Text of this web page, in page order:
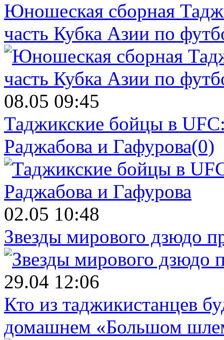
Юношеская сборная
часть Кубка Азии по
08.05 09:45
Таджикские бойцы в
Раджабова и Гафурова(0)
02.05 10:48
Звезды мирового дзюдо
29.04 12:06
Кто из таджикистанцев
домашнем «Большом